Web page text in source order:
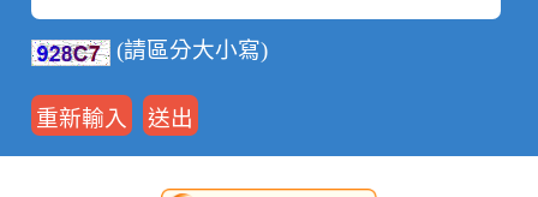
(請區分大小寫)